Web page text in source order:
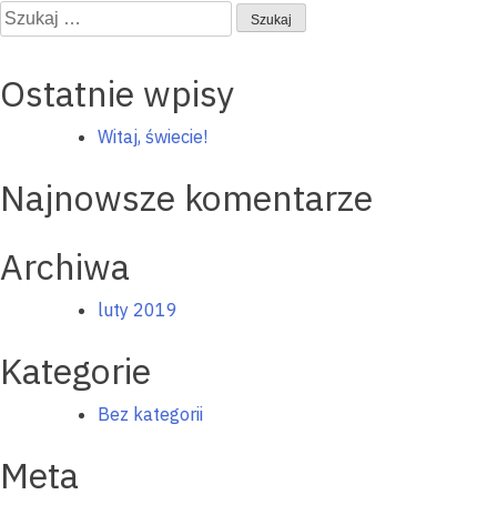
Szukaj:
Ostatnie wpisy
Witaj, świecie!
Najnowsze komentarze
Archiwa
luty 2019
Kategorie
Bez kategorii
Meta